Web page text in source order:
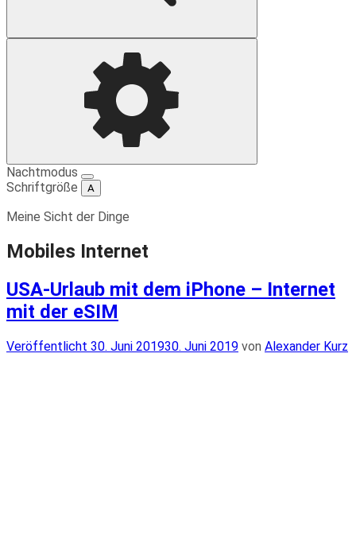
Suche
Einstellungen
Nachtmodus
Schriftgröße
A
Meine Sicht der Dinge
Mobiles Internet
USA-Urlaub mit dem iPhone – Internet
mit der eSIM
Veröffentlicht
Veröffentlicht 30. Juni 201930. Juni 2019 von Alexander Kurz